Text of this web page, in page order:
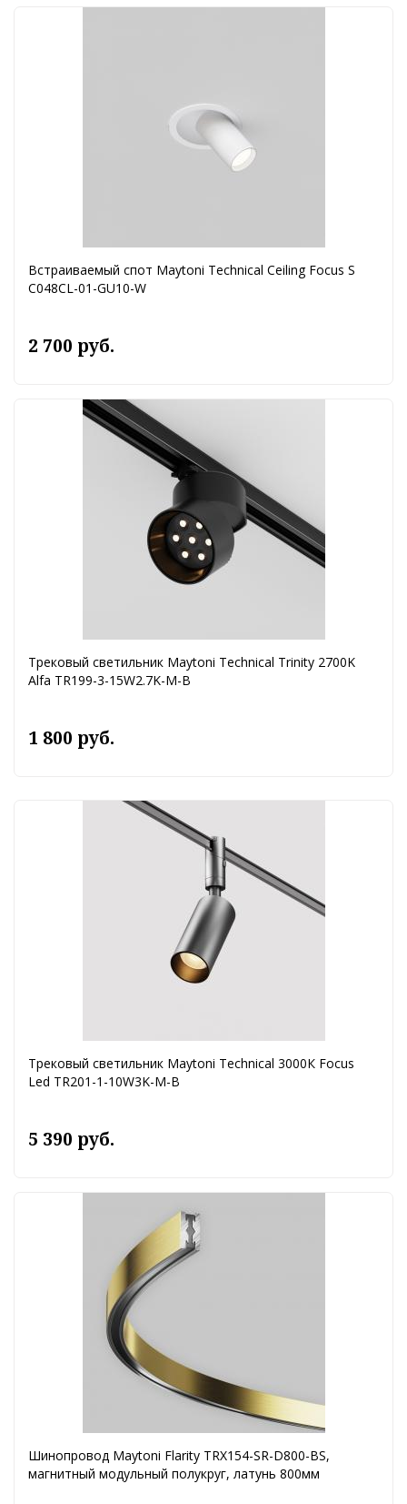
Встраиваемый спот Maytoni Technical Ceiling Focus S
C048CL-01-GU10-W
2 700 руб.
Трековый светильник Maytoni Technical Trinity 2700K
Alfa TR199-3-15W2.7K-M-B
1 800 руб.
Трековый светильник Maytoni Technical 3000К Focus
Led TR201-1-10W3K-M-B
5 390 руб.
Шинопровод Maytoni Flarity TRX154-SR-D800-BS,
магнитный модульный полукруг, латунь 800мм